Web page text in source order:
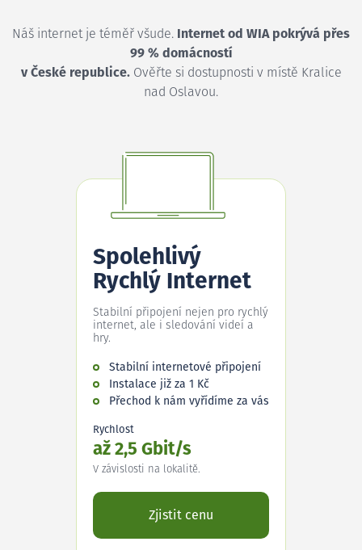
Náš internet je téměř všude. Internet od WIA pokrývá přes
99 % domácností
v České republice.Ověřte si dostupnosti v místě Kralice
nad Oslavou.
Spolehlivý
Rychlý Internet
Stabilní připojení nejen pro rychlý
internet, ale i sledování videí a
hry.
Stabilní internetové připojení
Instalace již za 1 Kč
Přechod k nám vyřídíme za vás
Rychlost
až 2,5 Gbit/s
V závislosti na lokalitě.
Zjistit cenu